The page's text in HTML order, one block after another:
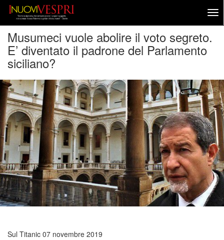
Musumeci vuole abolire il voto segreto.
E’ diventato il padrone del Parlamento
siciliano?
Sul Titanic 07 novembre 2019